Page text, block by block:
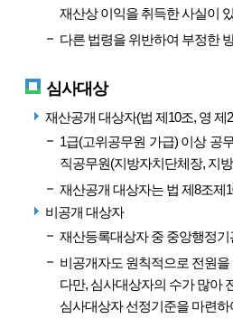
재산상 이익을 취득한 사실이
다른 법령을 위반하여 부정한
심사대상
재산공개 대상자(법 제10조, 영 제
1급(고위공무원 가급) 이상 공
직공무원(지방자치단체장, 지
재산공개 대상자는 법 제8조제
비공개 대상자
재산등록대상자 중 중앙행정
비공개자도 원칙적으로 전원
다만, 심사대상자의 수가 많아
심사대상자 선정기준을 마련